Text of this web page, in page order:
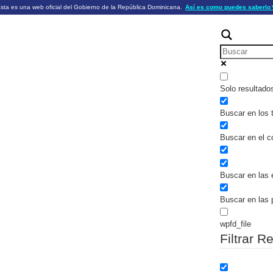
es una web oficial del Gobierno de la República Dominicana. Así es como puedes saberlo
utilizan .gob.do o .gov.do
Los sitios web oficiales .gob.do o
https://
un sitio seguro dentro de .gob.do o
información confidencial sólo en los
Solo
Buscar en los
Buscar en el
Buscar en las
Buscar en las
wpfd_file
Filtrar